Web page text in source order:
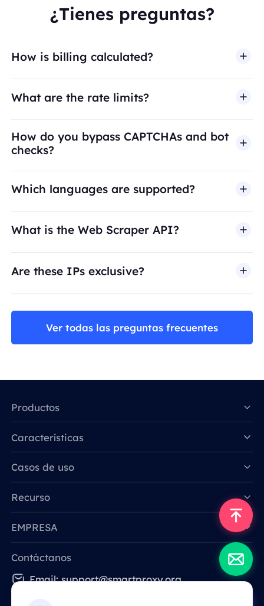
¿Tienes preguntas?
How is billing calculated?
What are the rate limits?
How do you bypass CAPTCHAs and bot
checks?
Which languages are supported?
What is the Web Scraper API?
Are these IPs exclusive?
Ver todas las preguntas frecuentes
Productos
Características
Casos de uso
Recurso
EMPRESA
Contáctanos
Email: support@smartproxy.org